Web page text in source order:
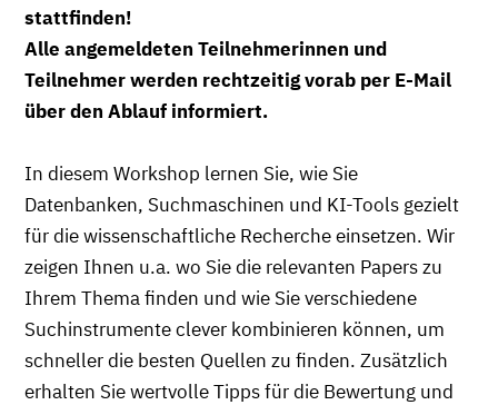
stattfinden!
Alle angemeldeten Teilnehmerinnen und
Teilnehmer werden rechtzeitig vorab per E-Mail
über den Ablauf informiert.
In diesem Workshop lernen Sie, wie Sie
Datenbanken, Suchmaschinen und KI-Tools gezielt
für die wissenschaftliche Recherche einsetzen. Wir
zeigen Ihnen u.a. wo Sie die relevanten Papers zu
Ihrem Thema finden und wie Sie verschiedene
Suchinstrumente clever kombinieren können, um
schneller die besten Quellen zu finden. Zusätzlich
erhalten Sie wertvolle Tipps für die Bewertung und